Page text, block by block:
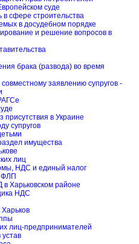
суде
в сфере строительства
в досудебном порядке
и решение вопросов в
брака (развода) во время
заявлению супругов -
присутствия в Украине
супругов
имущества
лиц
НДС и единый налог
ФЛП
Харьковском районе
НДС
Харьков
лиц-предпринимателей